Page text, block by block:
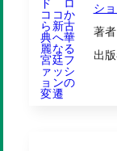
シ
著者
出